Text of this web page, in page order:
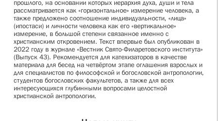
прошлого, на основании которых иерархия духа, души и тела
рассматривается как «горизонтальное» измерение человека, а
также предложено соотношение индивидуальности, «лица»
(ипостаси) и личности человека как его «вертикальное»
измерение, в большой степени связанное именно с
христианским откровением. Текст впервые был опубликован в
2022 году в журнале «Вестник Свято-Филаретовского института»
(Выпуск 43). Рекомендуется для катехизаторов в качестве
материала для бесед на четвёртом этапе оглашения взрослых и
для специалистов по философской и богословской антропологии,
студентов богословских факультетов, а также для всех
интересующихся глубинными вопросами целостной
христианской антропологии.